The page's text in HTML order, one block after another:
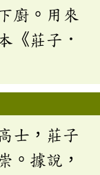
廚。用來
《莊子．
士，莊子
。據說，